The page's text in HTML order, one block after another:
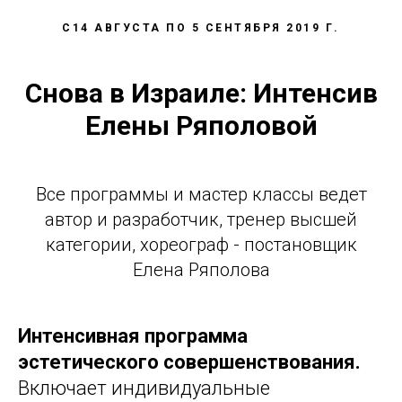
С14 АВГУСТА ПО 5 СЕНТЯБРЯ 2019 Г.
Снова в Израиле: Интенсив
Елены Ряполовой
Все программы и мастер классы ведет
автор и разработчик, тренер высшей
категории, хореограф - постановщик
Елена Ряполова
Интенсивная программа
эстетического совершенствования.
Включает индивидуальные